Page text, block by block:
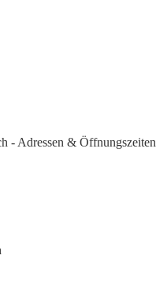
- Adressen & Öffnungszeiten